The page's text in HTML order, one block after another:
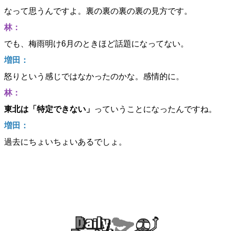
なって思うんですよ。裏の裏の裏の裏の見方です。
林：
でも、梅雨明け6月のときほど話題になってない。
増田：
怒りという感じではなかったのかな。感情的に。
林：
東北は「特定できない」 っていうことになったんですね。
増田：
過去にちょいちょいあるでしょ。